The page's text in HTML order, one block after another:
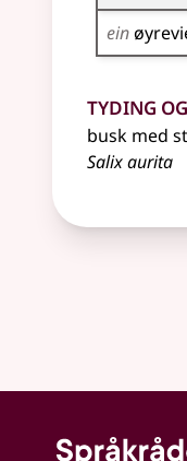
ein
Tyding
busk med
Salix aurita